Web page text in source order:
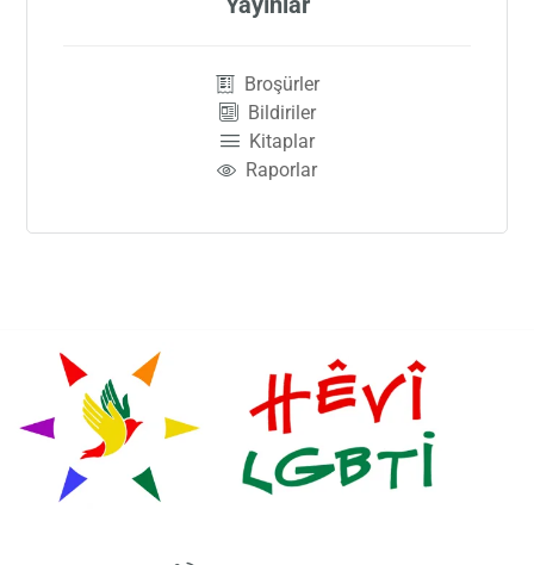
Broşürler
Bildiriler
Kitaplar
Raporlar